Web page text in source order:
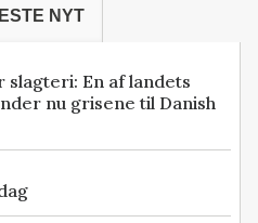
NYT
slagteri: En af landets
nu grisene til Danish